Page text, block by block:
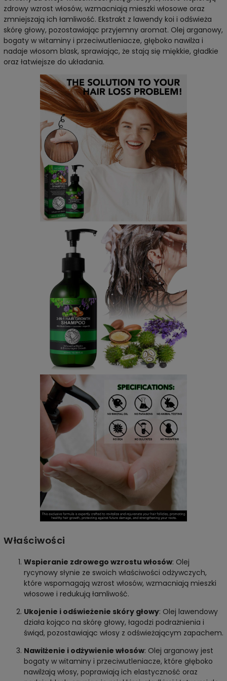
zdrowy wzrost włosów, wzmacniają mieszki włosowe oraz
zmniejszają ich łamliwość. Ekstrakt z lawendy koi i odświeża
skórę głowy, pozostawiając przyjemny aromat. Olej arganowy,
bogaty w witaminy i przeciwutleniacze, głęboko nawilża i
nadaje włosom blask, sprawiając, że stają się miękkie, gładkie
oraz łatwiejsze do układania.
Właściwości
Wspieranie zdrowego wzrostu włosów: Olej
rycynowy słynie ze swoich właściwości odżywczych,
które wspomagają wzrost włosów, wzmacniają mieszki
włosowe i redukują łamliwość.
Ukojenie i odświeżenie skóry głowy: Olej lawendowy
działa kojąco na skórę głowy, łagodzi podrażnienia i
świąd, pozostawiając włosy z odświeżającym zapachem.
Nawilżenie i odżywienie włosów: Olej arganowy jest
bogaty w witaminy i przeciwutleniacze, które głęboko
nawilżają włosy, poprawiają ich elastyczność oraz